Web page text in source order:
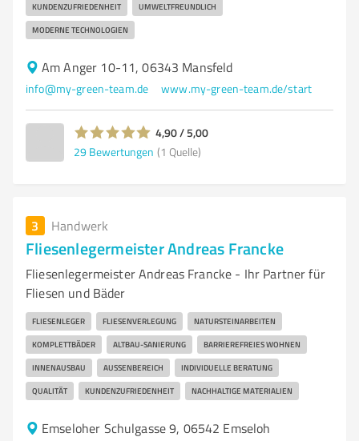
KUNDENZUFRIEDENHEIT UMWELTFREUNDLICH
MODERNE TECHNOLOGIEN
Am Anger 10-11, 06343 Mansfeld
info@my-green-team.de www.my-green-team.de/start
4,90 / 5,00
29 Bewertungen (1 Quelle)
3 Handwerk
Fliesenlegermeister Andreas Francke
Fliesenlegermeister Andreas Francke - Ihr Partner für
Fliesen und Bäder
FLIESENLEGER FLIESENVERLEGUNG NATURSTEINARBEITEN
KOMPLETTBÄDER ALTBAU-SANIERUNG BARRIEREFREIES WOHNEN
INNENAUSBAU AUSSENBEREICH INDIVIDUELLE BERATUNG
QUALITÄT KUNDENZUFRIEDENHEIT NACHHALTIGE MATERIALIEN
Emseloher Schulgasse 9, 06542 Emseloh